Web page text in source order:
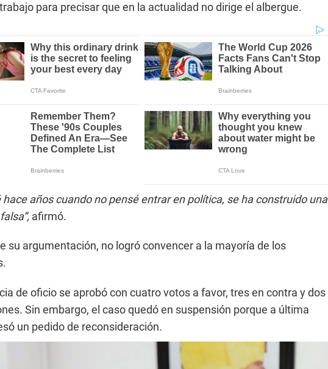
para precisar que en la actualidad no dirige el albergue.
hace años cuando no pensé entrar en política, se ha construido una
afirmó.
su argumentación, no logró convencer a la mayoría de los
de oficio se aprobó con cuatro votos a favor, tres en contra y dos
Sin embargo, el caso quedó en suspensión porque a última
un pedido de reconsideración.